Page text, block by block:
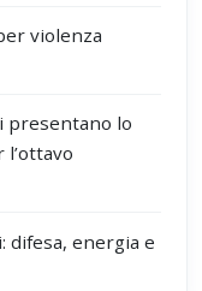
violenza
presentano lo
l’ottavo
difesa, energia e